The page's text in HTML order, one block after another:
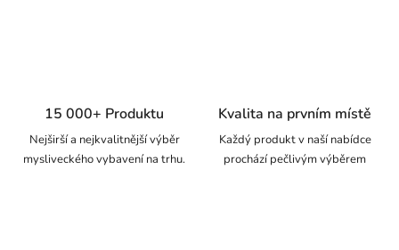
15 000+ Produktu
Nejširší a nejkvalitnější výběr
mysliveckého vybavení na trhu.
Kvalita na prvním místě
Každý produkt v naší nabídce
prochází pečlivým výběrem